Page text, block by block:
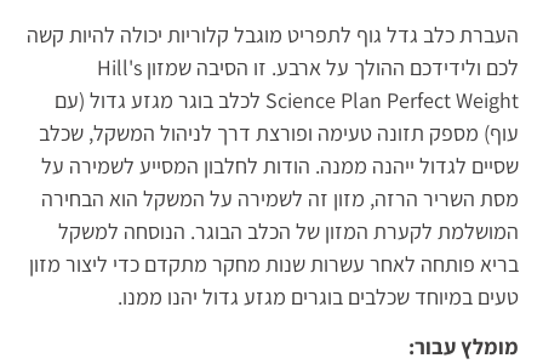
העברת כלב גדל גוף לתפריט מוגבל קלוריות יכולה להיות קשה
לכם ולידידכם ההולך על ארבע. זו הסיבה שמזון Hill's
Science Plan Perfect Weight לכלב בוגר מגזע גדול (עם
עוף) מספק תזונה טעימה ופורצת דרך לניהול המשקל, שכלב
שסיים לגדול ייהנה ממנה. הודות לחלבון המסייע לשמירה על
מסת השריר הרזה, מזון זה לשמירה על המשקל הוא הבחירה
המושלמת לקערת המזון של הכלב הבוגר. הנוסחה למשקל
בריא פותחה לאחר עשרות שנות מחקר מתקדם כדי ליצור מזון
טעים במיוחד שכלבים בוגרים מגזע גדול יהנו ממנו.
מומלץ עבור: